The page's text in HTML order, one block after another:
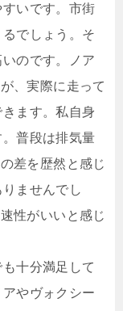
いです。市街
でしょう。そ
のです。ノア
、実際に走って
ます。私自身
普段は排気量
差を歴然と感じ
ませんでし
性がいいと感じ
十分満足して
やヴォクシー